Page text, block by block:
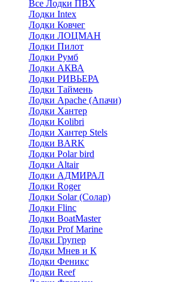
Все Лодки ПВХ
Лодки Intex
Лодки Ковчег
Лодки ЛОЦМАН
Лодки Пилот
Лодки Румб
Лодки АКВА
Лодки РИВЬЕРА
Лодки Таймень
Лодки Apache (Апачи)
Лодки Хантер
Лодки Kolibri
Лодки Хантер Stels
Лодки BARK
Лодки Polar bird
Лодки Altair
Лодки АДМИРАЛ
Лодки Roger
Лодки Solar (Солар)
Лодки Flinc
Лодки BoatMaster
Лодки Prof Marine
Лодки Групер
Лодки Мнев и К
Лодки Феникс
Лодки Reef